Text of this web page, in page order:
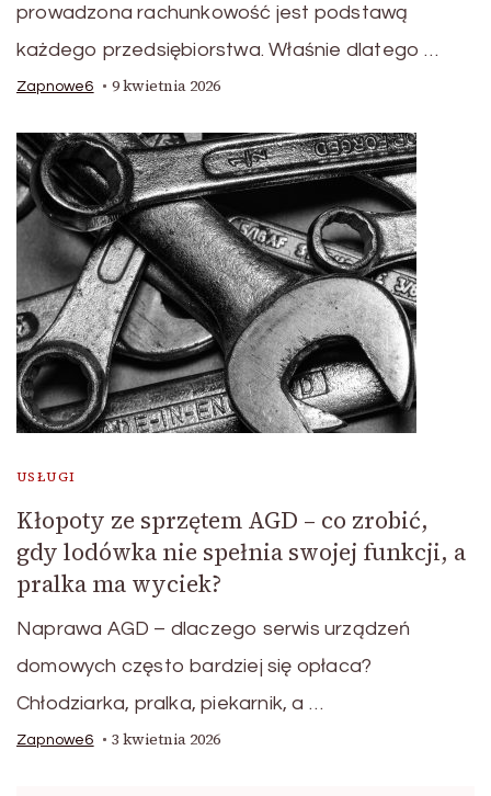
prowadzona rachunkowość jest podstawą
każdego przedsiębiorstwa. Właśnie dlatego …
Zapnowe6 9 kwietnia 2026
USŁUGI
Kłopoty ze sprzętem AGD – co zrobić,
gdy lodówka nie spełnia swojej funkcji, a
pralka ma wyciek?
Naprawa AGD – dlaczego serwis urządzeń
domowych często bardziej się opłaca?
Chłodziarka, pralka, piekarnik, a …
Zapnowe6 3 kwietnia 2026